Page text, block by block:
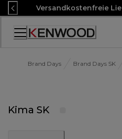
Skip
to
Content
Versandkostenfreie
Accessibility
Brand Days Brand Days SK
Kima SK